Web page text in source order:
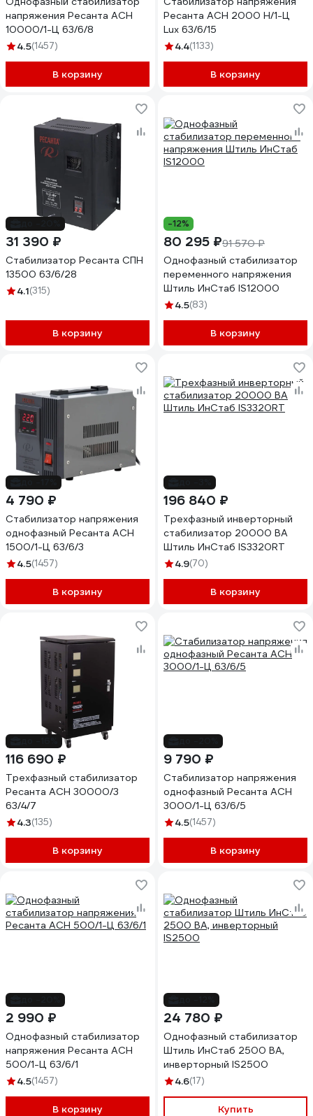
напряжения Ресанта АСН
10000/1-Ц 63/6/8
4.5(1457)
В корзину
Ресанта АСН 2000 Н/1-Ц
Lux 63/6/15
4.4(1133)
В корзину
31 390 ₽
Стабилизатор Ресанта СПН
13500 63/6/28
4.1(315)
В корзину
-12%
80 295 ₽91 570 ₽
Однофазный стабилизатор
переменного напряжения
Штиль ИнСтаб IS12000
4.5(83)
В корзину
4 790 ₽
Стабилизатор напряжения
однофазный Ресанта АСН
1500/1-Ц 63/6/3
4.5(1457)
В корзину
196 840 ₽
Трехфазный инверторный
стабилизатор 20000 ВА
Штиль ИнСтаб IS3320RT
4.9(70)
В корзину
116 690 ₽
Трехфазный стабилизатор
Ресанта АСН 30000/3
63/4/7
4.3(135)
В корзину
9 790 ₽
Стабилизатор напряжения
однофазный Ресанта АСН
3000/1-Ц 63/6/5
4.5(1457)
В корзину
2 990 ₽
Однофазный стабилизатор
напряжения Ресанта АСН
500/1-Ц 63/6/1
4.5(1457)
В корзину
24 780 ₽
Однофазный стабилизатор
Штиль ИнСтаб 2500 ВА,
инверторный IS2500
4.6(17)
Купить